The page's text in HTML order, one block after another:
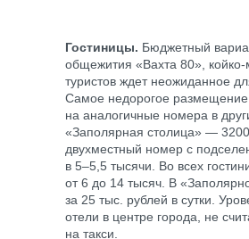
Гостиницы. Бюджетный
общежития «Вахта 80», койко-
туристов ждет неожиданное
Самое недорогое размещение
на аналогичные номера в
«Заполярная столица» —
двухместный номер с
в 5–5,5 тысячи. Во всех
от 6 до 14 тысяч. В
за 25 тыс. рублей в сутки.
отели в центре города, не
на такси.